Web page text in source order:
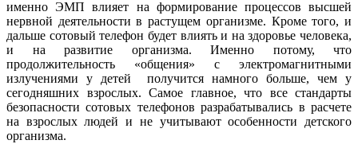
именно ЭМП влияет на формирование процессов высшей
нервной деятельности в растущем организме. Кроме того, и
дальше сотовый телефон будет влиять и на здоровье человека,
и на развитие организма. Именно потому, что
продолжительность «общения» с электромагнитными
излучениями у детей получится намного больше, чем у
сегодняшних взрослых. Самое главное, что все стандарты
безопасности сотовых телефонов разрабатывались в расчете
на взрослых людей и не учитывают особенности детского
организма.